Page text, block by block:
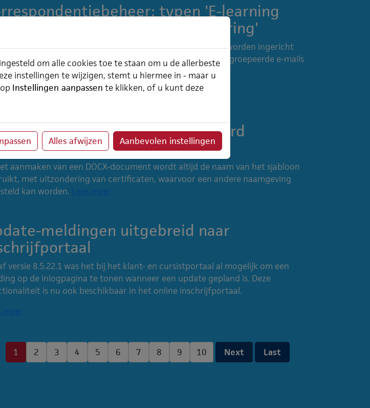
typen 'E-learning
en 'E-learning herinnering'
versie 8.5.21.60 kunnen deze correspondentietypes ook worden ingericht
(hoofd)contactpersonen, inclusief de mogelijkheid om gegroepeerde e-mails
meer
documenten krijgen standaard
aanmaken van een DOCX-document wordt altijd de naam van het sjabloon
met uitzondering van certificaten, waarvoor een andere naamgeving
kan worden. Lees meer
meldingen uitgebreid naar
versie 8.5.22.1 was het bij het klant- en cursistportaal al mogelijk om een
op de inlogpagina te tonen wanneer een update gepland is. Deze
is nu ook beschikbaar in het online inschrijfportaal.
meer
1 2 3 4 5 6 7 8 9 10 Next Last
om alle cookies toe te staan om u de allerbeste
instellingen te wijzigen, stemt u hiermee in - maar u
Instellingen aanpassen te klikken, of u kunt deze
Alles afwijzen Aanbevolen instellingen